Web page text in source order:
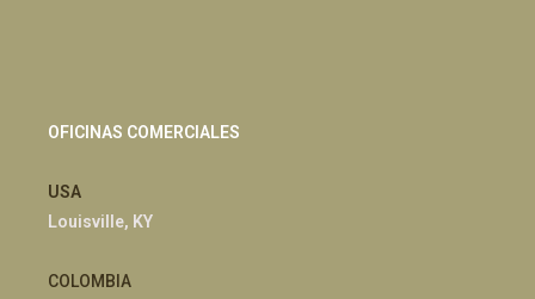
OFICINAS COMERCIALES
USA
Louisville, KY
COLOMBIA